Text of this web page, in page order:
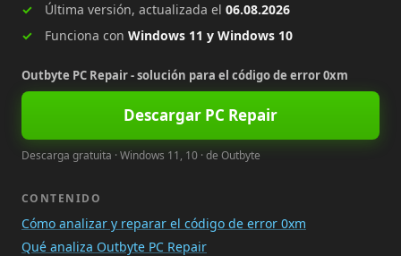
Última versión, actualizada el 06.08.2026
Funciona con Windows 11 y Windows 10
Outbyte PC Repair - solución para el código de error 0xm
Descargar PC Repair
Descarga gratuita · Windows 11, 10 · de Outbyte
CONTENIDO
Cómo analizar y reparar el código de error 0xm
Qué analiza Outbyte PC Repair